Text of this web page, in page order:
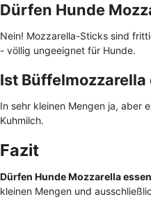
Dürfen Hunde
Nein! Mozzarella-Sticks sind
- völlig ungeeignet für Hunde.
Ist
In sehr kleinen Mengen ja, aber
Kuhmilch.
Fazit
Dürfen Hunde Mozzarella
kleinen Mengen und